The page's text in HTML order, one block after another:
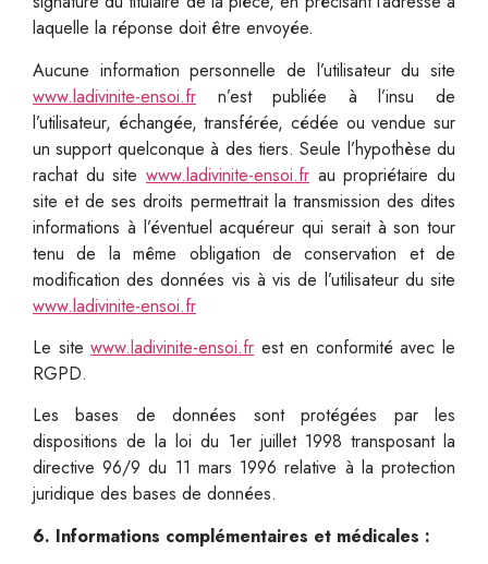
laquelle la réponse doit être envoyée.
Aucune information personnelle de l’utilisateur du site
www.ladivinite-ensoi.fr n’est publiée à l’insu de
l’utilisateur, échangée, transférée, cédée ou vendue sur
un support quelconque à des tiers. Seule l’hypothèse du
rachat du site www.ladivinite-ensoi.fr au propriétaire du
site et de ses droits permettrait la transmission des dites
informations à l’éventuel acquéreur qui serait à son tour
tenu de la même obligation de conservation et de
modification des données vis à vis de l’utilisateur du site
www.ladivinite-ensoi.fr
Le sitewww.ladivinite-ensoi.fr est en conformité avec le
RGPD.
Les bases de données sont protégées par les
dispositions de la loi du 1er juillet 1998 transposant la
directive 96/9 du 11 mars 1996 relative à la protection
juridique des bases de données.
6. Informations complémentaires et médicales :